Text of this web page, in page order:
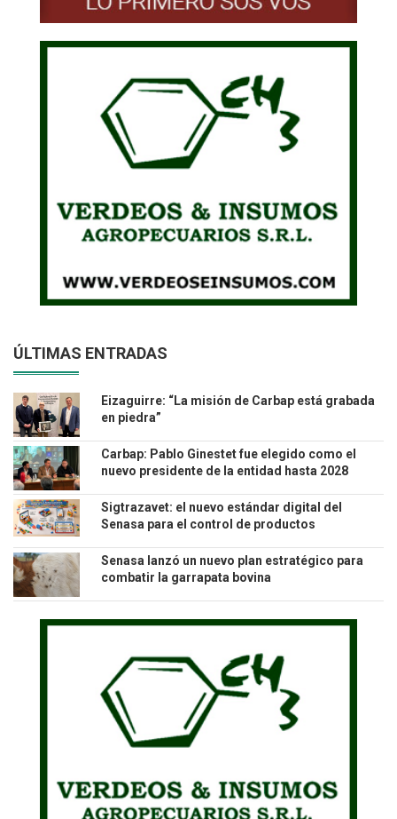
ÚLTIMAS ENTRADAS
Eizaguirre: “La misión de Carbap está grabada
en piedra”
Carbap: Pablo Ginestet fue elegido como el
nuevo presidente de la entidad hasta 2028
Sigtrazavet: el nuevo estándar digital del
Senasa para el control de productos
Senasa lanzó un nuevo plan estratégico para
combatir la garrapata bovina